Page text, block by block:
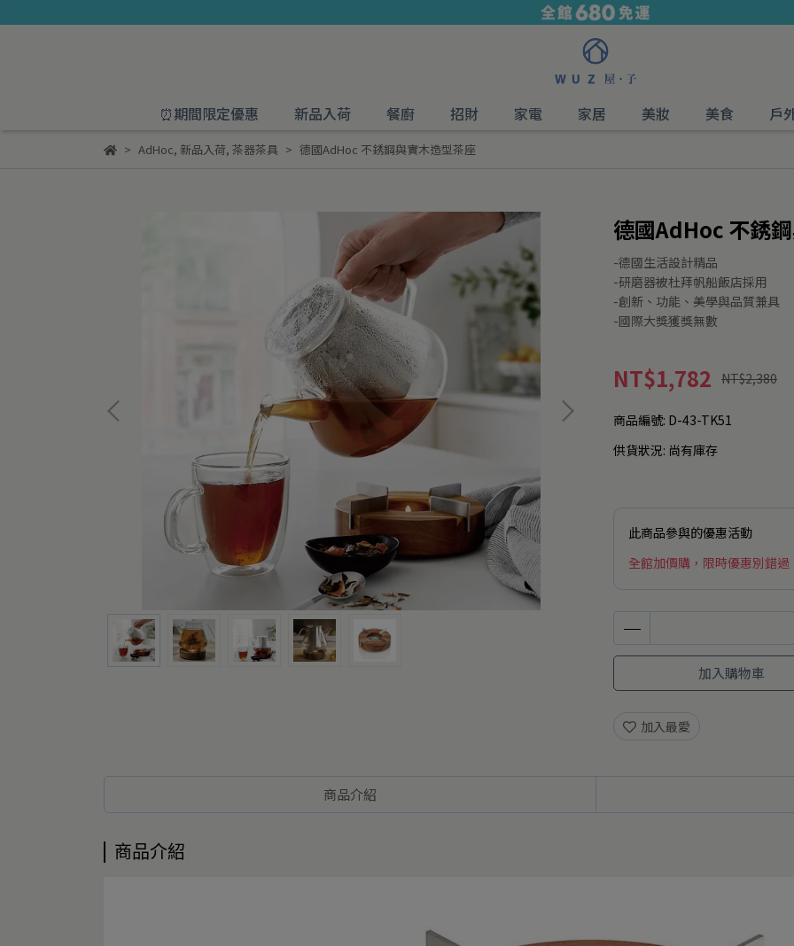
⏰期間限定優惠 新品入荷 餐廚 招財 家電 家居 美妝 美食 戶
AdHoc, 新品入荷, 茶器茶具 德國AdHoc 不銹鋼與實木造型茶座
德國AdHoc 不銹
-德國生活設計精品
-研磨器被杜拜帆船飯店採用
-創新、功能、美學與品質兼具
-國際大獎獲獎無數
NT$1,782 NT$2,380
商品編號: D-43-TK51
供貨狀況: 尚有庫存
此商品參與的優惠活動
全館加價購，限時優惠別錯過
加入購物車
加入最愛
商品介紹
商品介紹